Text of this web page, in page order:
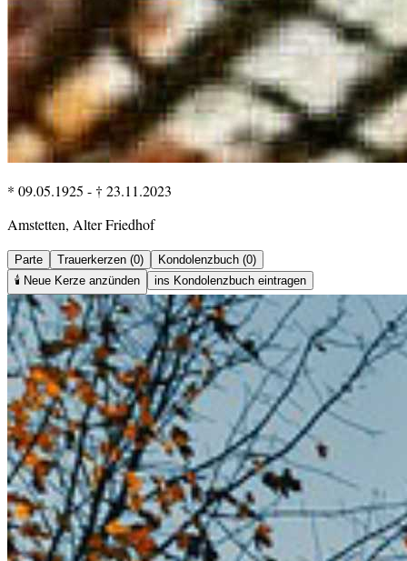
* 09.05.1925 - † 23.11.2023
Amstetten, Alter Friedhof
Parte Trauerkerzen (0)
Kondolenzbuch (0)
🕯️ Neue Kerze anzünden ins Kondolenzbuch eintragen